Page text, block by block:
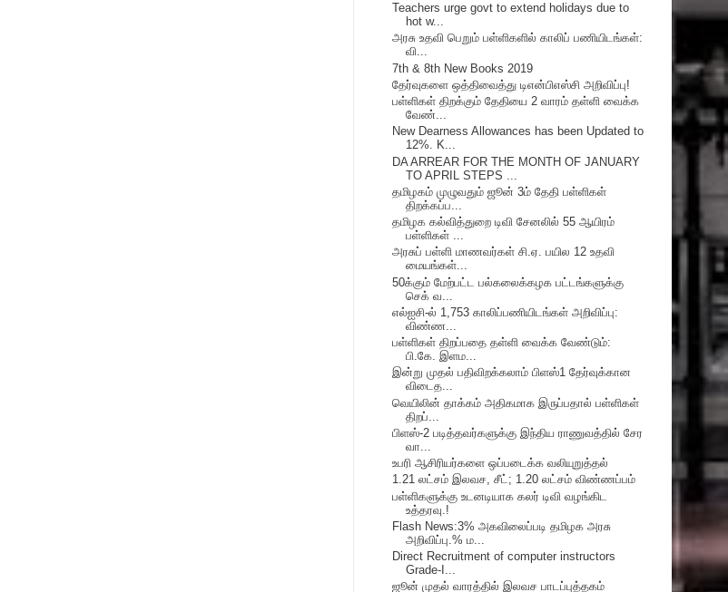
Teachers urge govt to extend holidays due to
hot w...
அரசு உதவி பெறும் பள்ளிகளில் காலிப் பணியிடங்கள்:
வி...
7th & 8th New Books 2019
தேர்வுகளை ஒத்திவைத்து டிஎன்பிஎஸ்சி அறிவிப்பு!
பள்ளிகள் திறக்கும் தேதியை 2 வாரம் தள்ளி வைக்க
வேண்...
New Dearness Allowances has been Updated to
12%. K...
DA ARREAR FOR THE MONTH OF JANUARY
TO APRIL STEPS ...
தமிழகம் முழுவதும் ஜூன் 3ம் தேதி பள்ளிகள்
திறக்கப்ப...
தமிழக கல்வித்துறை டிவி சேனலில் 55 ஆயிரம்
பள்ளிகள் ...
அரசுப் பள்ளி மாணவர்கள் சி.ஏ. பயில 12 உதவி
மையங்கள்...
50க்கும் மேற்பட்ட பல்கலைக்கழக பட்டங்களுக்கு
செக் வ...
எல்ஐசி-ல் 1,753 காலிப்பணியிடங்கள் அறிவிப்பு:
விண்ண...
பள்ளிகள் திறப்பதை தள்ளி வைக்க வேண்டும்:
பி.கே. இளம...
இன்று முதல் பதிவிறக்கலாம் பிளஸ்1 தேர்வுக்கான
விடைத...
வெயிலின் தாக்கம் அதிகமாக இருப்பதால் பள்ளிகள்
திறப்...
பிளஸ்-2 படித்தவர்களுக்கு இந்திய ராணுவத்தில் சேர
வா...
உபரி ஆசிரியர்களை ஒப்படைக்க வலியுறுத்தல்
1.21 லட்சம் இலவச, சீட்; 1.20 லட்சம் விண்ணப்பம்
பள்ளிகளுக்கு உடனடியாக கலர் டிவி வழங்கிட
உத்தரவு.!
Flash News:3% அகவிலைப்படி தமிழக அரசு
அறிவிப்பு.% ம...
Direct Recruitment of computer instructors
Grade-I...
ஜூன் முதல் வாரத்தில் இலவச பாடப்புத்தகம்